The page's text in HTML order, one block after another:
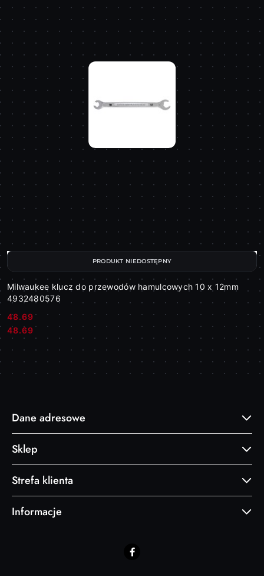
Milwaukee klucz do przewodów hamulcowych 10 x 12mm
4932480576
Cena:
48.69
Cena:
48.69
PRODUKT NIEDOSTĘPNY
Dane adresowe
Sklep
Strefa klienta
Informacje